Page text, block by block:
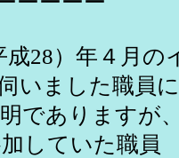
成28）年４月
いました職員に
ありますが、
していた職員